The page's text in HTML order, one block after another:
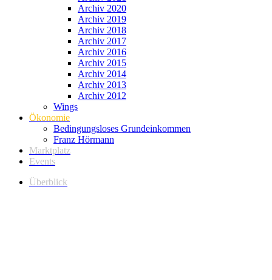
Archiv 2020
Archiv 2019
Archiv 2018
Archiv 2017
Archiv 2016
Archiv 2015
Archiv 2014
Archiv 2013
Archiv 2012
Wings
Ökonomie
Bedingungsloses Grundeinkommen
Franz Hörmann
Marktplatz
Events
Überblick